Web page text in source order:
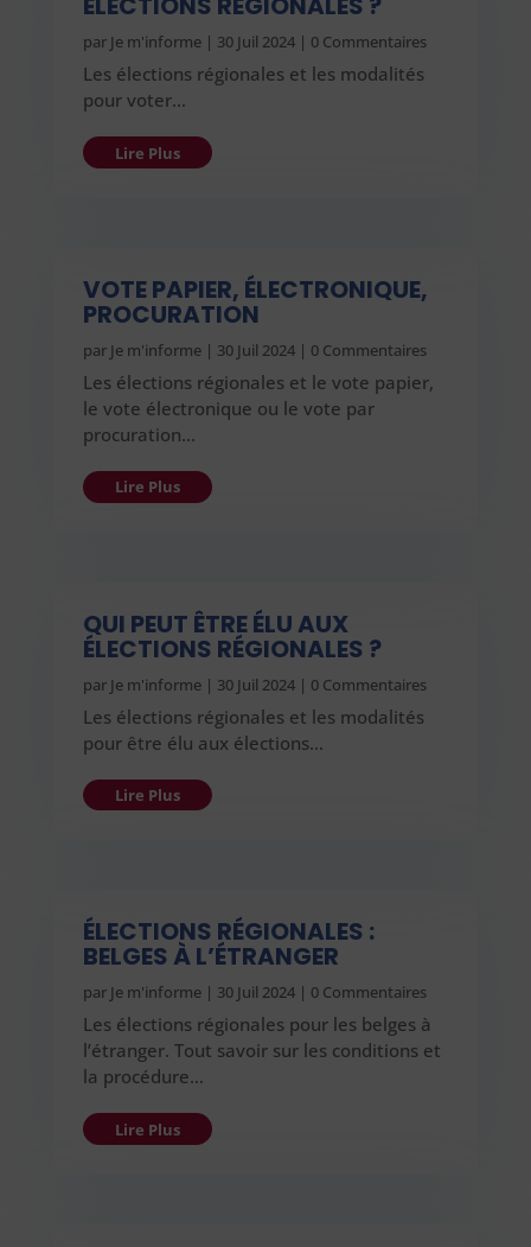
par Je m'informe| 30 Juil 2024| 0 Commentaires
Les élections régionales et les modalités
pour voter…
Lire Plus
VOTE PAPIER, ÉLECTRONIQUE,
PROCURATION
par Je m'informe| 30 Juil 2024| 0 Commentaires
Les élections régionales et le vote papier,
le vote électronique ou le vote par
procuration…
Lire Plus
QUI PEUT ÊTRE ÉLU AUX
ÉLECTIONS RÉGIONALES ?
par Je m'informe| 30 Juil 2024| 0 Commentaires
Les élections régionales et les modalités
pour être élu aux élections…
Lire Plus
ÉLECTIONS RÉGIONALES :
BELGES À L’ÉTRANGER
par Je m'informe| 30 Juil 2024| 0 Commentaires
Les élections régionales pour les belges à
l’étranger. Tout savoir sur les conditions et
la procédure…
Lire Plus